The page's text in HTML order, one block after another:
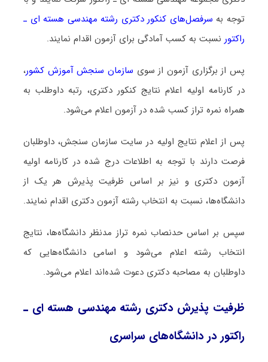
توجه به سرفصل‌های کنکور دکتری رشته مهندسی هسته ای ـ
راﻛﺘﻮرنسبت به کسب آمادگی برای آزمون اقدام نمایند.
پس از برگزاری آزمون از سوی سازمان سنجش آموزش کشور،
در کارنامه اولیه اعلام نتایج کنکور دکتری، رتبه داوطلب به
همراه نمره تراز کسب شده در آزمون اعلام می‌شود.
پس از اعلام نتایج اولیه در سایت سازمان سنجش، داوطلبان
فرصت دارند با توجه به اطلاعات درج شده در کارنامه اولیه
آزمون دکتری و نیز بر اساس ظرفیت پذیرش هر یک از
دانشگاه‌ها، نسبت به انتخاب رشته آزمون دکتری اقدام نمایند.
سپس بر اساس حدنصاب نمره تراز مدنظر دانشگاه‌ها، نتایج
انتخاب رشته اعلام می‌شود و اسامی دانشگاه‌هایی که
داوطلبان به مصاحبه دکتری دعوت شده‌اند اعلام می‌شود.
ظرفیت پذیرش دکتری رشته مهندسی هسته ای ـ
راﻛﺘﻮر در دانشگاه‌های سراسری